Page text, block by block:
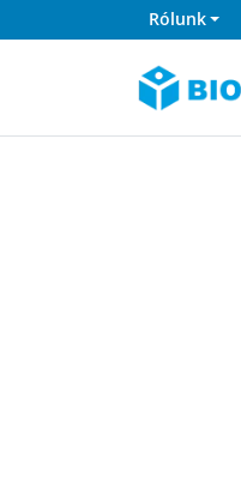
Rólunk